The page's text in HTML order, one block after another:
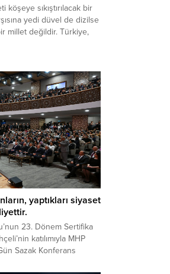
sıkıştırılacak bir
yedi düvel de dizilse
millet değildir. Türkiye,
kenarına
verilip denizlerinden
gündemine ve...
yaptıkları siyaset
23. Dönem Sertifika
katılımıyla MHP
Sazak Konferans
konuşan MHP Lideri